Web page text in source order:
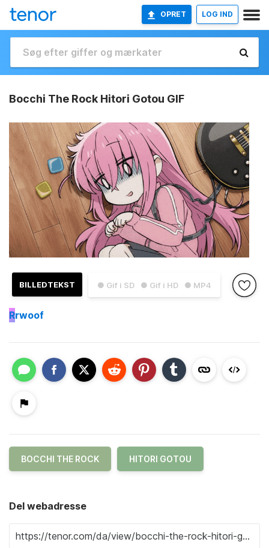
OPRET LOG IND
Bocchi The Rock Hitori Gotou GIF
● Gif i SD ● Gif i HD ● MP4
BILLEDTEKST
Rrwoof
BOCCHI THE ROCK HITORI GOTOU
Del webadresse